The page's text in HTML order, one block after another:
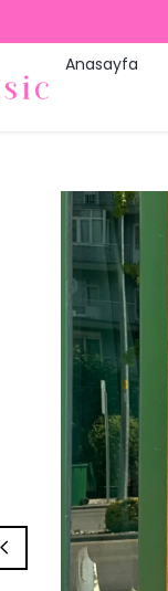
Anasayfa